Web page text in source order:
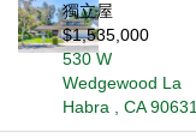
獨立屋
$1,535,000
530 W
Wedgewood La
Habra , CA 90631